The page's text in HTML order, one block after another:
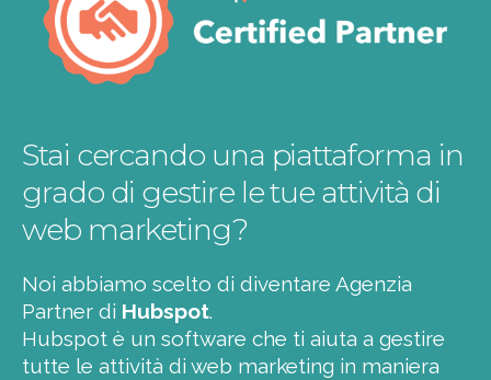
Stai cercando una piattaforma in
grado di gestire le tue attività di
web marketing?
Noi abbiamo scelto di diventare Agenzia
Partner di Hubspot.
Hubspot è un software che ti aiuta a gestire
tutte le attività di web marketing in maniera